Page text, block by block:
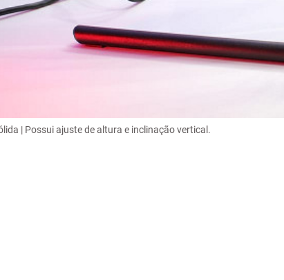
| Possui ajuste de altura e inclinação vertical.